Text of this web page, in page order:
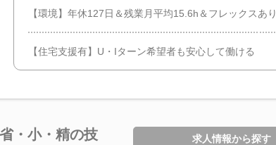
【環境】年休127日＆残業月平均15.6h＆フレックスあり
【住宅支援有】U・Iターン希望者も安心して働ける
・小・精の技
求人情報から探す